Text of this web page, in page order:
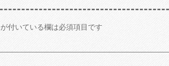
が付いている欄は必須項目です